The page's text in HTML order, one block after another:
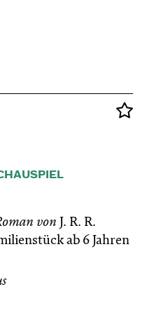
von J. R. R.
ab 6 Jahren